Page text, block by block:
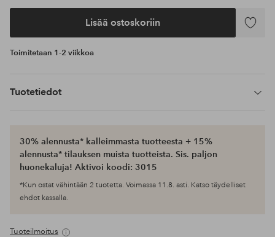
Lisää ostoskoriin
Lisää
Toimitetaan 1-2 viikkoa
Tuotetiedot
30% alennusta* kalleimmasta tuotteesta + 15%
alennusta* tilauksen muista tuotteista. Sis. paljon
huonekaluja! Aktivoi koodi: 3015
*Kun ostat vähintään 2 tuotetta. Voimassa 11.8. asti. Katso täydelliset
ehdot kassalla.
Tuoteilmoitus